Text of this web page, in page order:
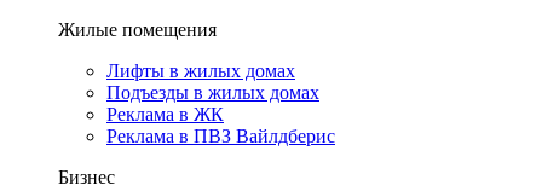
Жилые помещения
Лифты в жилых домах
Подъезды в жилых домах
Реклама в ЖК
Реклама в ПВЗ Вайлдберис
Бизнес